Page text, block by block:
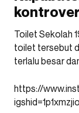
Toilet Sekolah
toilet tersebut
terlalu besar
https://